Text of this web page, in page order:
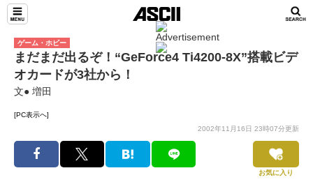
ゲーム・ホビー
まだまだ出るぞ！“GeForce4 Ti4200-8X”搭載ビデ
オカードが3社から！
文● 増田
[PC表示へ]
2002年11月16日 23時07分更新
お気に入り